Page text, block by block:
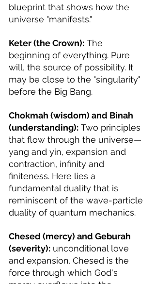
blueprint that shows how the
universe "manifests."
Keter (the Crown): The
beginning of everything. Pure
will, the source of possibility. It
may be close to the "singularity"
before the Big Bang.
Chokmah (wisdom) and Binah
(understanding): Two principles
that flow through the universe—
yang and yin, expansion and
contraction, infinity and
finiteness. Here lies a
fundamental duality that is
reminiscent of the wave-particle
duality of quantum mechanics.
Chesed (mercy) and Geburah
(severity): unconditional love
and expansion. Chesed is the
force through which God's